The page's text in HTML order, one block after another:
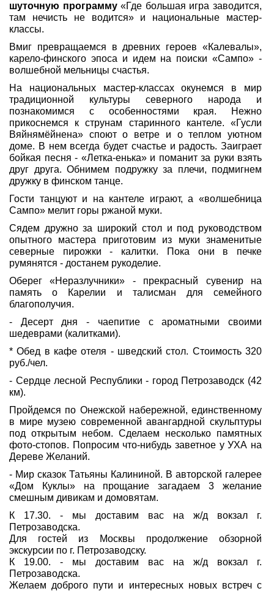
шуточную программу«Где большая игра заводится,
там нечисть не водится» и национальные мастер-
классы.
Вмиг превращаемся в древних героев «Калевалы»,
карело-финского эпоса и идем на поиски «Сампо» -
волшебной мельницы счастья.
На национальных мастер-классах окунемся в мир
традиционной культуры северного народа и
познакомимся с особенностями края. Нежно
прикоснемся к струнам старинного кантеле. «Гусли
Вяйнямёйнена» споют о ветре и о теплом уютном
доме. В нем всегда будет счастье и радость. Заиграет
бойкая песня - «Летка-енька» и поманит за руки взять
друг друга. Обнимем подружку за плечи, подмигнем
дружку в финском танце.
Гости танцуют и на кантеле играют, а «волшебница
Сампо» мелит горы ржаной муки.
Сядем дружно за широкий стол и под руководством
опытного мастера приготовим из муки знаменитые
северные пирожки - калитки. Пока они в печке
румянятся - достанем рукоделие.
Оберег «Неразлучники» - прекрасный сувенир на
память о Карелии и талисман для семейного
благополучия.
- Десерт дня - чаепитие с ароматными своими
шедеврами (калитками).
* Обед в кафе отеля - шведский стол. Стоимость 320
руб./чел.
- Сердце лесной Республики - город Петрозаводск (42
км).
Пройдемся по Онежской набережной, единственному
в мире музею современной авангардной скульптуры
под открытым небом. Сделаем несколько памятных
фото-стопов. Попросим что-нибудь заветное у УХА на
Дереве Желаний.
- Мир сказок Татьяны Калининой. В авторской галерее
«Дом Куклы» на прощание загадаем 3 желание
смешным дивикам и домовятам.
К 17.30. - мы доставим вас на ж/д вокзал г.
Петрозаводска.
Для гостей из Москвы продолжение обзорной
экскурсии по г. Петрозаводску.
К 19.00. - мы доставим вас на ж/д вокзал г.
Петрозаводска.
Желаем доброго пути и интересных новых встреч с